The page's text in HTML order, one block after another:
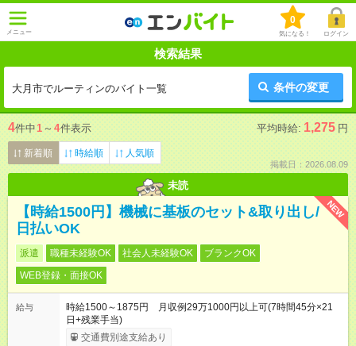
メニュー
0
気になる！ ログイン
検索結果
大月市でルーティンのバイト一覧 条件の変更
4件中1 ～ 4件表示 平均時給: 1,275 円
新着順 時給順 人気順
掲載日：2026.08.09
未読
NEW
【時給1500円】機械に基板のセット&取り出し/
日払いOK
派遣 職種未経験OK 社会人未経験OK
ブランクOK
WEB登録・面接OK
給与
時給1500～1875円 月収例29万1000円以上可(7時間45分×21
日+残業手当)
交通費別途支給あり